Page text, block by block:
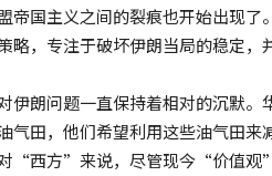
帝国主义之间的裂痕也开始出现
略，专注于破坏伊朗当局的稳定，
伊朗问题一直保持着相对的沉默
气田，他们希望利用这些油气田
“西方”来说，尽管现今“价值观